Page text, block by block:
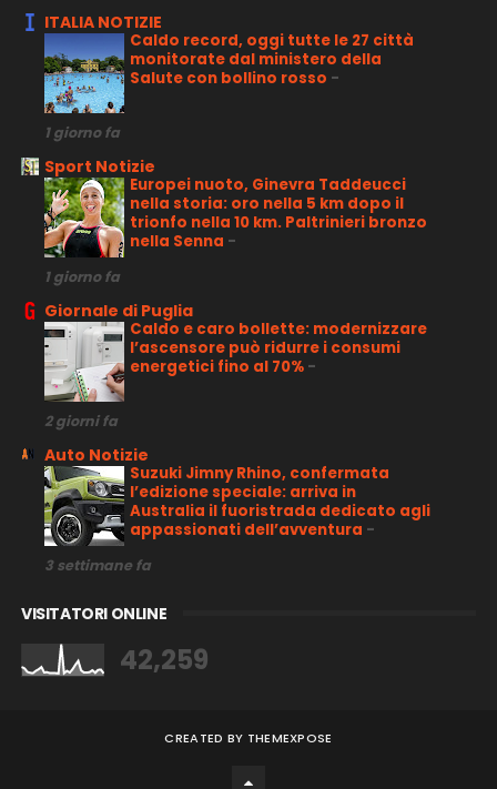
ITALIA NOTIZIE
Caldo record, oggi tutte le 27 città
monitorate dal ministero della
Salute con bollino rosso -
1 giorno fa
Sport Notizie
Europei nuoto, Ginevra Taddeucci
nella storia: oro nella 5 km dopo il
trionfo nella 10 km. Paltrinieri bronzo
nella Senna -
1 giorno fa
Giornale di Puglia
Caldo e caro bollette: modernizzare
l’ascensore può ridurre i consumi
energetici fino al 70% -
2 giorni fa
Auto Notizie
Suzuki Jimny Rhino, confermata
l’edizione speciale: arriva in
Australia il fuoristrada dedicato agli
appassionati dell’avventura -
3 settimane fa
VISITATORI ONLINE
42,259
CREATED BY THEMEXPOSE